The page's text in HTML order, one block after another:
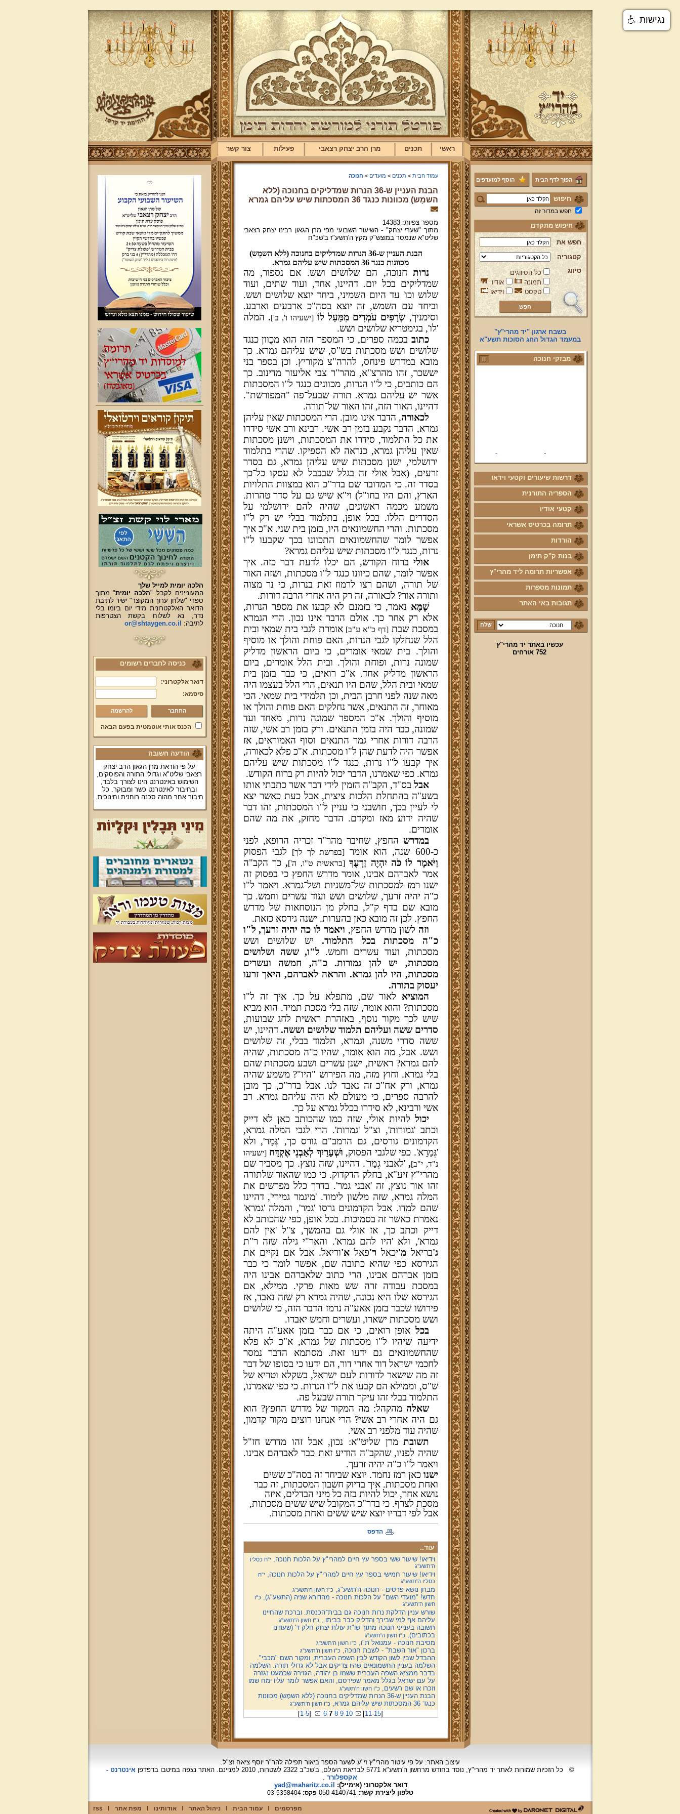
ראשי תכנים מרן הרב יצחק רצאבי פעילות צור קשר
הפוך לדף הבית הוסף למועדפים
חיפוש
חפש במדור זה
חיפוש מתקדם
חפש את
קטגוריה
סיווג
כל הסיווגים
תמונה
אודיו
טקסט
וידיאו
בשבח ארגון "יד מהרי"ץ"
במעמד הגדול החג הסוכות תשע"א
מבזקי חנוכה
סקר חדש בדף הבית!
פירושי "עץ חיים" למהרי"ץ לימי
חנוכה
שאלות לשינון וחזרה על הלכות
חנוכה
דרשות שיעורים וקטעי וידאו
הספריה התורנית
קטעי אודיו
תרומה בכרטיס אשראי
הורדות
בנות ק"ק תימן
אפשריות תרומה ליד מהרי"ץ
תמונות מספרות
תגובות באי האתר
עכשיו באתר יד מהרי"ץ
752 אורחים
עמוד הבית > תכנים > מועדים > חנוכה
הבנת העניין ש-36 הנרות שמדליקים בחנוכה (ללא
השמָש) מכוונות כנגד 36 המסכתות שיש עליהם גמרא
מספר צפיות: 14383
מתוך "שערי יצחק" - השיעור השבועי מפי מרן הגאון רבינו יצחק רצאבי
שליט"א שנמסר במוצש"ק מקץ ה'תשע"ז ב'שכ"ח
הבנת העניין ש-36 הנרות שמדליקים בחנוכה (ללא השמָש)
מכוונות כנגד 36 המסכתות שיש עליהם גמרא.
נרותחנוכה, הם שלושים ושש. אם נספור, מה
שמדליקים בכל יום. דהיינו, אחד, ועוד שתים, ועוד
שלוש וכו' עד היום השמיני, ביחד יוצא שלושים ושש.
וביחד עם השמש, זה יוצא בסה"כ ארבעים וארבע.
וסימניך,שְׂרָפִים עֹמְדִים מִמַּעַל לוֹ[ישעיהו ו', ב']. המלה
'לו', בגימטריא שלושים ושש.
כתובבכמה ספרים, כי המספר הזה הוא מכֻוון כנגד
שלושים ושש מסכתות בש"ס, שיש עליהם גמרא. כך
מובא במדרש פינחס, להרה"צ מקוריץ. וכן בספר בני
יששכר, זהו מהרצ"א, מהר"ר צבי אליעזר מדינוב. כך
הם כותבים, כי ל"ו הנרות, מכוונים כנגד ל"ו המסכתות
אשר יש עליהם גמרא. תורה שבעל־פה "המפורשת".
דהיינו, האור הזה, זהו האור של־תורה.
לכאורה, הדבר אינו מובן. הרי המסכתות שאין עליהן
גמרא, הדבר נקבע בזמן רב אשי. רבינא ורב אשי סידרו
את כל התלמוד, סידרו את המסכתות, וישנן מסכתות
שאין עליהן גמרא, כנראה לא הספיקו. שהרי בתלמוד
ירושלמי, ישנן מסכתות שיש עליהן גמרא, גם בסדר
זרעים, (אבל אולי זה בגלל שבבבל לא עסקו כל־כך
בסדר זה. כי המדובר שם בדר"כ הוא במצוות התלויות
הארץ, והם היו בחו"ל) וי"א שיש גם על סדר טהרות.
משמע מכמה ראשונים, שהיה להם ירושלמי על
הסדרים הללו. בכל אופן, בתלמוד בבלי יש רק ל"ו
מסכתות. והרי החשמונאים היו, בזמן בית שני. א"כ איך
אפשר לומר שהחשמונאים התכוונו בכך שקבעו ל"ו
נרות, כנגד ל"ו מסכתות שיש עליהם גמרא?
אוליברוח הקודש, הם יכלו לדעת דבר כזה. איך
אפשר לומר, שהם כיוונו כנגד ל"ו מסכתות, ושזה האור
של תורה, ושהם רצו לרמוז זאת בנרות, כי נר מצוה
ותורה אור? לכאורה, זה רק היה אחרי הרבה דורות.
שֶׁמֶּא נאמר, כי בזמנם לא קבעו את מספר הנרות,
אלא רק אחר כך. אולם הדבר אינו נכון. הרי הגמרא
במסכת שבת[דף כ"א ע"ב] אומרת לגבי בית שמאי ובית
הלל שנחלקו לגבי הנרות, האם פוחת והולך או מוסיף
והולך. בית שמאי אומרים, כי ביום הראשון מדליק
שמונה נרות, ופוחת והולך. ובית הלל אומרים, ביום
הראשון מדליק אחד. א"כ רואים, כי כבר בזמן בית
שמאי ובית הלל, שהם היו תנאים, הרי הלל בעצמו היה
מאה שנה לפני חרבן הבית, וכן תלמידי בית שמאי. הכי
מאוחר, זה התנאים, אשר נחלקים האם פוחת והולך או
מוסיף והולך. א"כ המספר שמונה נרות, מאחד ועד
שמונה, כבר היה בזמן התנאים. ורק בזמן רב אשי, שזה
הרבה דורות אחרי גמר התנאים וסוף האמוראים, אז
אפשר היה לדעת שהן ל"ו מסכתות. א"כ פלא לכאורה,
איך קבעו ל"ו נרות, כנגד ל"ו מסכתות שיש עליהם
גמרא. כפי שאמרנו, הדבר יכול להיות רק ברוח הקודש.
אבלבס"ד, הקב"ה הזמין לידי דבר אשר כתבתי אותו
בשע"ה בהתחלת הלכות ציצית, אבל כעת כאשר יצא
לי לעיין בכך, חושבני כי עניין ל"ו המסכתות, זהו דבר
שהיה ידוע מאז ומקדם. הדבר מחזק, את מה שהם
אומרים.
במדרשהחפץ, שחיבר מהר"ר זכריה הרופא, לפני
כ-600 שנה, הוא אומר
[בפרשת לך לך]
לגבי הפסוק
וַיֹּאמֶר לוֹ כֹּה יִהְיֶה זַרְעֶךָ[בראשית ט"ו, ה'],כך הקב"ה
אמר לאברהם אבינו, אומר מדרש החפץ כי בפסוק זה
ישנו רמז למסכתות של־משניות ושל־גמרא. ויאמר ל"ו
כ"ה יהיה זרעך, שלושים ושש ועוד עשרים וחמש. כך
מובא שם בדף ק"ל, בחלק מן הנוסחאות של מדרש
החפץ. לכן זה מובא כאן בהערות. ישנה גירסא כזאת.
וזה לשון מדרש החפץ, ויאמר לו כה יהיה זרעך, ל"ו
כ"ה מסכתות בכל התלמוד. יש שלושים ושש
מסכתות, ועוד עשרים וחמש. ל"ו, ששה ושלושים
מסכתות, יש להן גמורות. כ"ה, חמשה ועשרים
מסכתות, היו להן גמרא. והראה לאברהם, היאך זרעו
יעסוק בתורה.
המוציא לאור שם, מתפלא על כך. איך זה ל"ו
מסכתות? והוא אומר, שזה בלי מסכת תמיד. הוא מביא
שיש לכך מקור נוסף, באזהרת ראשית לחג שבועות,
סדרים ששה ועליהם תלמוד שלושים וששה.דהיינו, יש
ששה סדרי משנה, וגמרא, תלמוד בבלי, זה שלושים
ושש. אבל, מה הוא אומר, שהיו כ"ה מסכתות, שהיה
להם גמרא? ראשית, ישנן עשרים ושבע מסכתות שהם
בלי גמרא. וחוץ מזה, מה הפירוש "היו"? משמע שהיה
גמרא, ורק אח"כ זה נאבד לנו. אבל בדר"כ, כך מובן
להרבה ספרים, כי מעולם לא היה עליהם גמרא. רב
אשי ורבינא, לא סידרו בכלל גמרא על כך.
יכוללהיות אולי, שזה כמו שהכותב כאן לא דייק
וכתב 'גמורות', וצ"ל 'גמרות'. הרי לגבי המלה גמרא,
הקדמונים גורסים, גם הרמב"ם גורס כך, 'גְּמָר', ולא
'גְּמַרָא'. כפי שלגבי הפסוק, וּשְׁעָרַיִךְ לְאַבְנֵי אֶקְדָּח[ישעיהו
נ"ד, י"ב],'לאבני גְמָר'. דהיינו, שזה נוצץ. כך מסביר שם
מהרי"ץ זיע"א, בחלק הדקדוק. כי כמו שהאור שלתורה
זהו אור נוצץ, זה 'אבני גמר'. בדרך כלל מפרשים את
המלה גמרא, שזה מלשון לימוד. 'מיגמר גמירי', דהיינו
שהם למדו. אבל הקדמונים גרסו 'גמר', והמלה 'גמרא'
נאמרת כאשר זה בסמיכות. בכל אופן, כפי שהכותב לא
דייק וכתב כך, אז אולי גם בהמשך, צ"ל 'אין להם
גמרא', ולא 'היו להם גמרא'. והאר"י גילה שזה ר"ת
ג'בריאלמ'יכאל ר'פאלא'וריאל. אבל אם נקיים את
הגירסא כפי שהיא כתובה שם, אפשר לומר כי כבר
בזמן אברהם אבינו, הרי כתוב שלאברהם אבינו היה
במסכת עבודה זרה שש מאות פרקי. ממילא, אם
הגירסא שלו היא נכונה, שהיה גמרא רק שזה נאבד, אז
פירושו שכבר בזמן אאע"ה נרמז הדבר הזה, כי שלושים
ושש מסכתות ישארו, ועשרים וחמש יאבדו.
בכלאופן רואים, כי אם כבר בזמן אאע"ה היתה
ידיעה שיהיו ל"ו מסכתות של גמרא, א"כ לא פלא
שהחשמונאים גם ידעו זאת. מסתמא הדבר נמסר
לחכמי ישראל דור אחרי דור, הם ידעו כי בסופו של דבר
זה מה שישאר לדורות לעם ישראל, בשקלא וטריא של
ש"ס, וממילא הם קבעו את ל"ו הנרות. כי כפי שאמרנו,
התלמוד בבלי זהו עיקר תורה שבעל פה.
שאלה מהקהל: מה המקור של מדרש החפץ? הוא
גם היה אחרי רב אשי? הרי אנחנו רוצים מקור קדמון,
שהיה עוד מלפני רב אשי.
תשובתמרן שליט"א: נכון, אבל זהו מדרש חז"ל
שהיה לפניו, שהקב"ה הודיע זאת כבר לאברהם אבינו.
ויאמר ל"ו כ"ה יהיה זרעך.
ישנו כאן רמז נחמד. יוצא שביחד זה בסה"כ ששים
ואחת מסכתות. איך בדיוק חשבון המסכתות, זה כבר
נושא אחר, יכול להיות בזה כל מיני הבדלים, איזה
מסכת לצרף. כי בדר"כ המקובל שיש ששים מסכתות,
אבל לפי דבריו יוצא שיש ששים ואחת מסכתות.
הדפס
עוד..
וידיאו! שיעור ששי בספר עץ חיים למהרי"ץ על הלכות חנוכה, י"ח כסליו
ה'תשע''ג
וידיאו! שיעור חמישי בספר עץ חיים למהרי"ץ על הלכות חנוכה, י"ח
כסליו ה'תשע''ג
מבחן נושא פרסים - חנוכה ה'תשע"ג,כ"ז חשון ה'תשע''ג
חדש! "מועדי השם" על הלכות חנוכה - מהדורא שניה (התשע"ג),כ"ו
חשון ה'תשע''ג
שורש עניין הדלקת נרות חנוכה גם בבית־הכנסת. וברכת שהחיינו
עליהם אף למי שבירך והדליק כבר בביתו.,כ"ו חשון ה'תשע''ג
תשובה בענייני חנוכה מתוך שו"ת עולת יצחק חלק ד' (שעודנו
בכתובים),כ"ו חשון ה'תשע''ג
מסיבת חנוכה - עמנואל ת"ו,כ"ו חשון ה'תשע''ג
ברכון "אור השבת" - לשבת חנוכה,כ"ו חשון ה'תשע''ג
ההבדל שבין לשון הקודש לבין השפה העברית, ומקור השם "מכבי".
השלמה בעניין החשמונאים שהיו צדיקים אבל לא גדולי תורה. השלמה
בדבר ממציא השפה העברית ששמו בן יהודה, הגזירה שכמעט נגזרה
על עם ישראל בגלל מאמר שפירסם, והאם אפשר לומר עליו ימח שמו
וזכרו או שם רשעים,כ"ו חשון ה'תשע''ג
הבנת העניין ש-36 הנרות שמדליקים בחנוכה (ללא השמָש) מכוונות
כנגד 36 המסכתות שיש עליהם גמרא,
כ"ו חשון ה'תשע''ג
[1-5] 6 7 8 9 10 [11-15]
הלכה יומית למייל שלך
המעוניינים לקבל "הלכה יומית" מתוך
ספרי "שלחן ערוך המקוצר" ישיר לתיבת
הדואר האלקטרונית מידי יום ביומו בלי
נדר, נא לשלוח בקשת הצטרפות
לתיבה:
or@shtaygen.co.il
כניסה לחברים רשומים
דואר אלקטרוני:
סיסמא:
להרשמה
הכנס אותי אוטמטית בפעם הבאה
הודעה חשובה
על פי הוראת מרן הגאון הרב יצחק
רצאבי שליט"א וגדולי התורה והפוסקים,
השימוש באינטרנט הינו לצורך בלבד,
ובחיבור לאינטרנט כשר ומבוקר. כל
חיבור אחר מהוה סכנה רוחנית וחינוכית.
עיצוב האתר: על פי עיטור מהרי"ץ זי"ע לשער הספר ביאור תפילה להר"ר יוסף ציאח זצ"ל.
©
כל הזכיות שמורות לאתר יד מהרי"ץ, נוסד בחודש מרחשוןה'תשע"א 5771 לבריאת העולם, ב'שכ"ב 2322 לשטרות, 2010 למניינם. האתר נצפהבמיטבו בדפדפןאינטרנט -
אקספלורר .
דואר אלקטרוני (אימייל):
yad@maharitz.co.il
טלפון ליצירת קשר:050-4140741 פקס: 03-5358404
דרונט
מפרסמים עמוד הבית ניהול האתר אודותינו מפת אתר rss
נגישות